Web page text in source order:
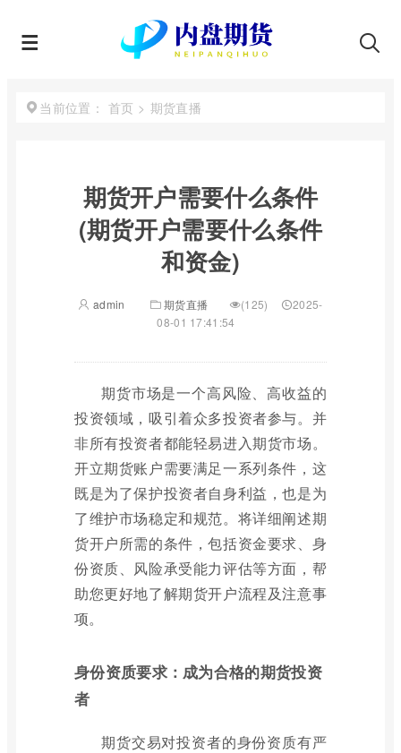
当前位置： 首页 > 期货直播
期货开户需要什么条件
(期货开户需要什么条件
和资金)
admin 期货直播 (125)
2025-
08-01 17:41:54
期货市场是一个高风险、高收益的
投资领域，吸引着众多投资者参与。并
非所有投资者都能轻易进入期货市场。
开立期货账户需要满足一系列条件，这
既是为了保护投资者自身利益，也是为
了维护市场稳定和规范。将详细阐述期
货开户所需的条件，包括资金要求、身
份资质、风险承受能力评估等方面，帮
助您更好地了解期货开户流程及注意事
项。
身份资质要求：成为合格的期货投资
者
期货交易对投资者的身份资质有严